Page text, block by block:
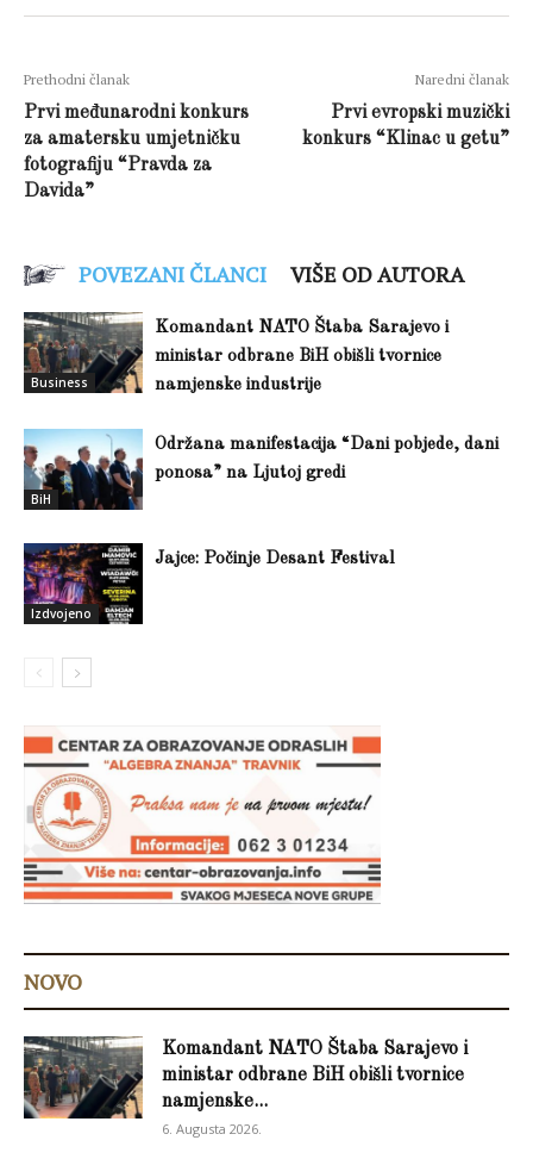
Prethodni članak
Prvi međunarodni konkurs
za amatersku umjetničku
fotografiju “Pravda za
Davida”
Naredni članak
Prvi evropski muzički
konkurs “Klinac u getu”
POVEZANI ČLANCI VIŠE OD AUTORA
Business
Komandant NATO Štaba Sarajevo i
ministar odbrane BiH obišli tvornice
namjenske industrije
BiH
Održana manifestacija “Dani pobjede, dani
ponosa” na Ljutoj gredi
Izdvojeno
Jajce: Počinje Desant Festival
NOVO
Komandant NATO Štaba Sarajevo i
ministar odbrane BiH obišli tvornice
namjenske...
6. Augusta 2026.